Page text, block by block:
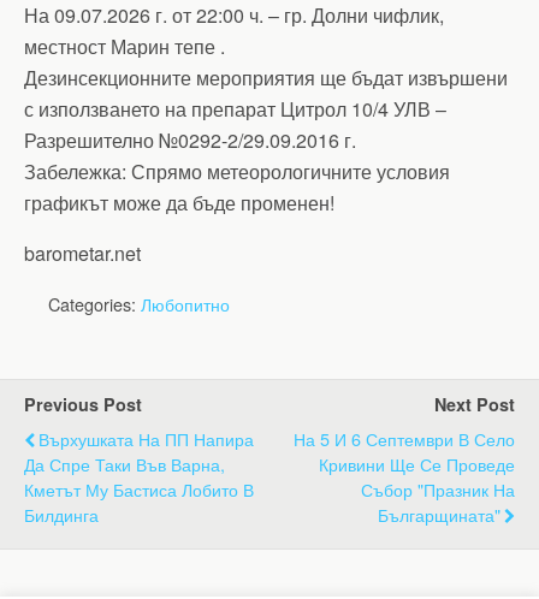
На 09.07.2026 г. от 22:00 ч. – гр. Долни чифлик,
местност Марин тепе .
Дезинсекционните мероприятия ще бъдат извършени
с използването на препарат Цитрол 10/4 УЛВ –
Разрешително №0292-2/29.09.2016 г.
Забележка: Спрямо метеорологичните условия
графикът може да бъде променен!
barometar.net
Categories: Любопитно
Previous Post
Върхушката На ПП Напира
Да Спре Таки Във Варна,
Кметът Му Бастиса Лобито В
Билдинга
Next Post
На 5 И 6 Септември В Село
Кривини Ще Се Проведе
Събор "Празник На
Българщината"